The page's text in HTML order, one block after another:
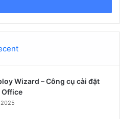
Wizard – Công cụ cài đặt